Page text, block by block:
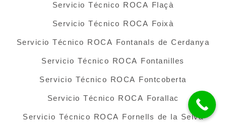
Servicio Técnico ROCA Flaçà
Servicio Técnico ROCA Foixà
Servicio Técnico ROCA Fontanals de Cerdanya
Servicio Técnico ROCA Fontanilles
Servicio Técnico ROCA Fontcoberta
Servicio Técnico ROCA Forallac
Servicio Técnico ROCA Fornells de la Selva